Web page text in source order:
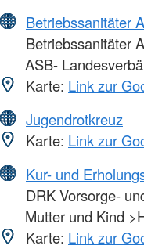
Betriebssanitäter
Betriebssanitäter
ASB-
Karte: Link zur
Jugendrotkreuz
Karte: Link zur
Kur- und
DRK Vorsorge-
Mutter und Kind
Karte: Link zur